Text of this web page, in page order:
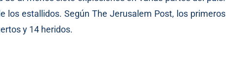
los estallidos. Según The Jerusalem Post, los primeros
y 14 heridos.